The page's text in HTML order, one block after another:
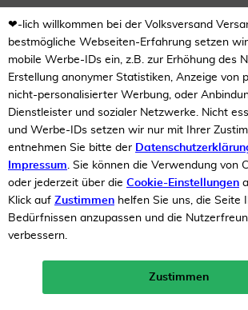
10%
Neukunden-Rabatt ab 49€!
mehr erfahren >
(DE) Zur Überprüfung der
Legalität dieser Website
hier klicken
Unsere Auszeichnungen
❤-lich willkommen bei der Volksversand
bestmögliche Webseiten-Erfahrung setzen
mobile Werbe-IDs ein, z.B. zur Erhöhung des
Erstellung anonymer Statistiken, Anzeige von
nicht-personalisierter Werbung, oder
Dienstleister und sozialer Netzwerke. Nicht
und Werbe-IDs setzen wir nur mit Ihrer
entnehmen Sie bitte der
Impressum. Sie können die Verwendung von
oder jederzeit über die Cookie-Einstellungen
Klick auf Zustimmen helfen Sie uns, die Seite
Bedürfnissen anzupassen und die
verbessern.
Zustimmen